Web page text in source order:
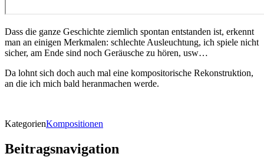
Dass die ganze Geschichte ziemlich spontan entstanden ist, erkennt
man an einigen Merkmalen: schlechte Ausleuchtung, ich spiele nicht
sicher, am Ende sind noch Geräusche zu hören, usw…
Da lohnt sich doch auch mal eine kompositorische Rekonstruktion,
an die ich mich bald heranmachen werde.
KategorienKompositionen
Beitragsnavigation